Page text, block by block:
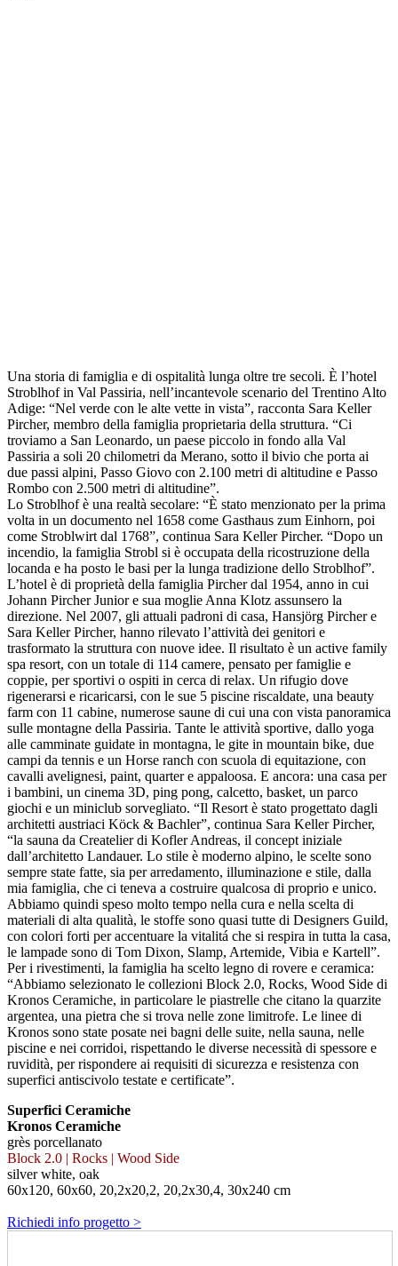
Una storia di famiglia e di ospitalità lunga oltre tre secoli. È l’hotel
Stroblhof in Val Passiria, nell’incantevole scenario del Trentino Alto
Adige: “Nel verde con le alte vette in vista”, racconta Sara Keller
Pircher, membro della famiglia proprietaria della struttura. “Ci
troviamo a San Leonardo, un paese piccolo in fondo alla Val
Passiria a soli 20 chilometri da Merano, sotto il bivio che porta ai
due passi alpini, Passo Giovo con 2.100 metri di altitudine e Passo
Rombo con 2.500 metri di altitudine”.
Lo Stroblhof è una realtà secolare: “È stato menzionato per la prima
volta in un documento nel 1658 come Gasthaus zum Einhorn, poi
come Stroblwirt dal 1768”, continua Sara Keller Pircher. “Dopo un
incendio, la famiglia Strobl si è occupata della ricostruzione della
locanda e ha posto le basi per la lunga tradizione dello Stroblhof”.
L’hotel è di proprietà della famiglia Pircher dal 1954, anno in cui
Johann Pircher Junior e sua moglie Anna Klotz assunsero la
direzione. Nel 2007, gli attuali padroni di casa, Hansjörg Pircher e
Sara Keller Pircher, hanno rilevato l’attività dei genitori e
trasformato la struttura con nuove idee. Il risultato è un active family
spa resort, con un totale di 114 camere, pensato per famiglie e
coppie, per sportivi o ospiti in cerca di relax. Un rifugio dove
rigenerarsi e ricaricarsi, con le sue 5 piscine riscaldate, una beauty
farm con 11 cabine, numerose saune di cui una con vista panoramica
sulle montagne della Passiria. Tante le attività sportive, dallo yoga
alle camminate guidate in montagna, le gite in mountain bike, due
campi da tennis e un Horse ranch con scuola di equitazione, con
cavalli avelignesi, paint, quarter e appaloosa. E ancora: una casa per
i bambini, un cinema 3D, ping pong, calcetto, basket, un parco
giochi e un miniclub sorvegliato. “Il Resort è stato progettato dagli
architetti austriaci Köck & Bachler”, continua Sara Keller Pircher,
“la sauna da Createlier di Kofler Andreas, il concept iniziale
dall’architetto Landauer. Lo stile è moderno alpino, le scelte sono
sempre state fatte, sia per arredamento, illuminazione e stile, dalla
mia famiglia, che ci teneva a costruire qualcosa di proprio e unico.
Abbiamo quindi speso molto tempo nella cura e nella scelta di
materiali di alta qualità, le stoffe sono quasi tutte di Designers Guild,
con colori forti per accentuare la vitalitá che si respira in tutta la casa,
le lampade sono di Tom Dixon, Slamp, Artemide, Vibia e Kartell”.
Per i rivestimenti, la famiglia ha scelto legno di rovere e ceramica:
“Abbiamo selezionato le collezioni Block 2.0, Rocks, Wood Side di
Kronos Ceramiche, in particolare le piastrelle che citano la quarzite
argentea, una pietra che si trova nelle zone limitrofe. Le linee di
Kronos sono state posate nei bagni delle suite, nella sauna, nelle
piscine e nei corridoi, rispettando le diverse necessità di spessore e
ruvidità, per rispondere ai requisiti di sicurezza e resistenza con
superfici antiscivolo testate e certificate”.
Superfici Ceramiche
Kronos Ceramiche
grès porcellanato
Block 2.0 | Rocks | Wood Side
silver white, oak
60x120, 60x60, 20,2x20,2, 20,2x30,4, 30x240 cm
Richiedi info progetto >